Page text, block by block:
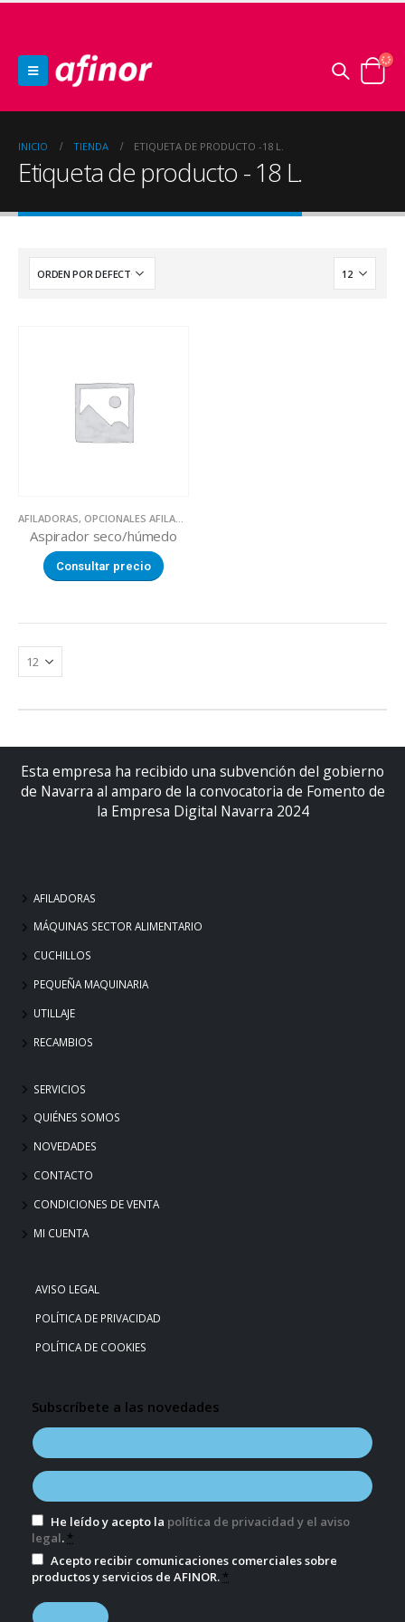
INICIO TIENDA ETIQUETA DE PRODUCTO -18 L.
Etiqueta de producto - 18 L.
AFILADORAS, OPCIONALES AFILADORAS
Aspirador seco/húmedo
Consultar precio
Esta empresa ha recibido una subvención del gobierno
de Navarra al amparo de la convocatoria de Fomento de
la Empresa Digital Navarra 2024
AFILADORAS
MÁQUINAS SECTOR ALIMENTARIO
CUCHILLOS
PEQUEÑA MAQUINARIA
UTILLAJE
RECAMBIOS
SERVICIOS
QUIÉNES SOMOS
NOVEDADES
CONTACTO
CONDICIONES DE VENTA
MI CUENTA
AVISO LEGAL
POLÍTICA DE PRIVACIDAD
POLÍTICA DE COOKIES
Subscríbete a las novedades
He leído y acepto la política de privacidad y el aviso
legal. *
Acepto recibir comunicaciones comerciales sobre
productos y servicios de AFINOR. *